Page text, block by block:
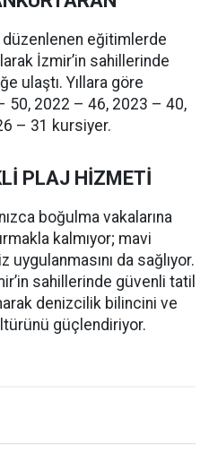
düzenlenen eğitimlerde
İzmir’in sahillerinde
ulaştı. Yıllara göre
50, 2022 – 46, 2023 – 40,
– 31 kursiyer.
PLAJ HİZMETİ
boğulma vakalarına
kalmıyor; mavi
da sağlıyor.
sahillerinde güvenli tatil
denizcilik bilincini ve
güçlendiriyor.